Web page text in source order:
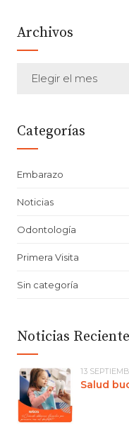
Archivos
Elegir el mes
Categorías
Embarazo
Noticias
Odontología
Primera Visita
Sin categoría
Noticias
13
Salud